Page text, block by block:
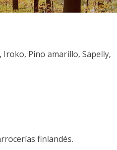
Iroko, Pino amarillo, Sapelly,
finlandés.